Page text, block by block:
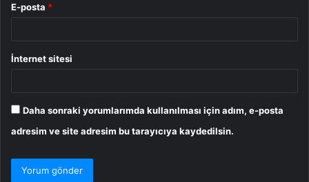
E-posta *
İnternet sitesi
Daha sonraki yorumlarımda kullanılması için adım, e-posta
adresim ve site adresim bu tarayıcıya kaydedilsin.